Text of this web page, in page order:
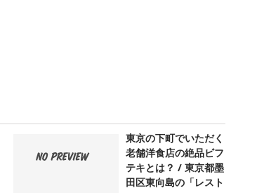
東京の下町でいただく
老舗洋食店の絶品ビフ
テキとは？ / 東京都墨
田区東向島の「レスト